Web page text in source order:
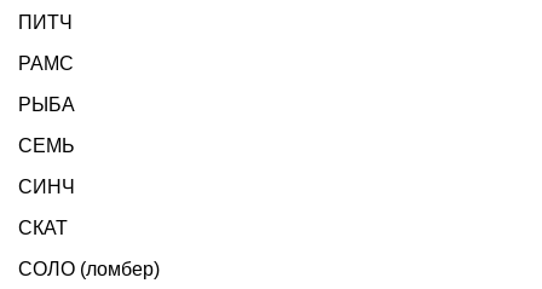
ПИТЧ
РАМС
РЫБА
СЕМЬ
СИНЧ
СКАТ
СОЛО (ломбер)